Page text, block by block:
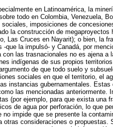
en Latinoamérica, la
todo en Colombia, Venezuela,
imposiciones de
la construcción de
Las Cruces en Nayarit); o bien, la
que la impulsó- y Canadá, por
con las trasnacionales no es ajena
indígenas de sus propios
de que todo suelo y
sociales en que el territorio, el
instancias gubernamentales.
las mencionadas anteriormente.
(por ejemplo, para que exista una
de agua por perforación, lo que
impide que se presente la
consideraciones o propuestas.